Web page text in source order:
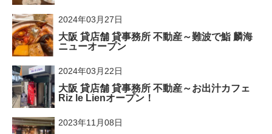
2024年03月27日
大阪 貸店舗 貸事務所 不動産～難波で鮨 麟海
ニューオープン
2024年03月22日
大阪 貸店舗 貸事務所 不動産～お出汁カフェ
Riz le Lienオープン！
2023年11月08日